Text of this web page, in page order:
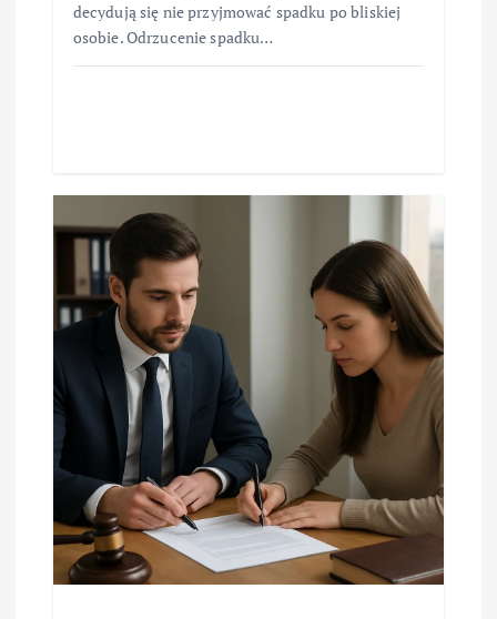
decydują się nie przyjmować spadku po bliskiej
osobie. Odrzucenie spadku…